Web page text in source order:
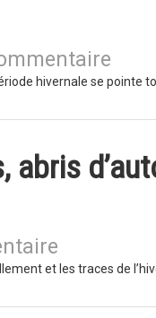
hivernale se pointe
abris
et les traces de